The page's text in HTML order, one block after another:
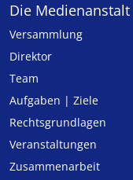
Die Medienanstalt
Versammlung
Direktor
Team
Aufgaben | Ziele
Rechtsgrundlagen
Veranstaltungen
Zusammenarbeit